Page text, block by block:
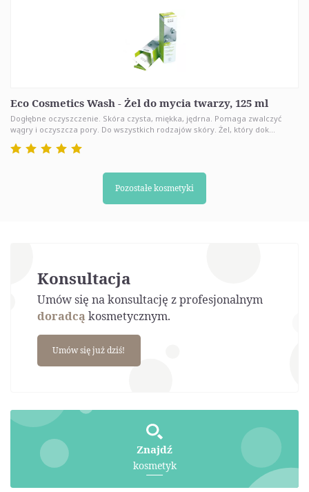
Eco Cosmetics Wash - Żel do mycia twarzy, 125 ml
Dogłębne oczyszczenie. Skóra czysta, miękka, jędrna. Pomaga zwalczyć
wągry i oczyszcza pory. Do wszystkich rodzajów skóry. Żel, który dok...
Pozostałe kosmetyki
Konsultacja
Umów się na konsultację z profesjonalnym
doradcąkosmetycznym.
Umów się już dziś!
Znajdź
kosmetyk